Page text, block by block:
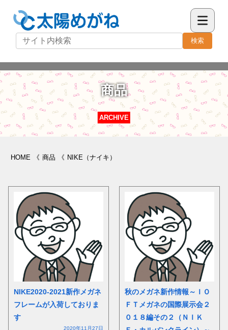
検索
商品
ARCHIVE
HOME 《 商品 《 NIKE（ナイキ）
NIKE2020-2021新作メガネ
フレームが入荷しておりま
す
2020年11月27日
秋のメガネ新作情報～ＩＯ
ＦＴメガネの国際展示会２
０１８編その２（ＮＩＫ